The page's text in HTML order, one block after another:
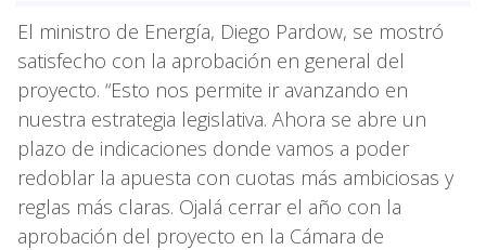
El ministro de Energía, Diego Pardow, se mostró
satisfecho con la aprobación en general del
proyecto. “Esto nos permite ir avanzando en
nuestra estrategia legislativa. Ahora se abre un
plazo de indicaciones donde vamos a poder
redoblar la apuesta con cuotas más ambiciosas y
reglas más claras. Ojalá cerrar el año con la
aprobación del proyecto en la Cámara de